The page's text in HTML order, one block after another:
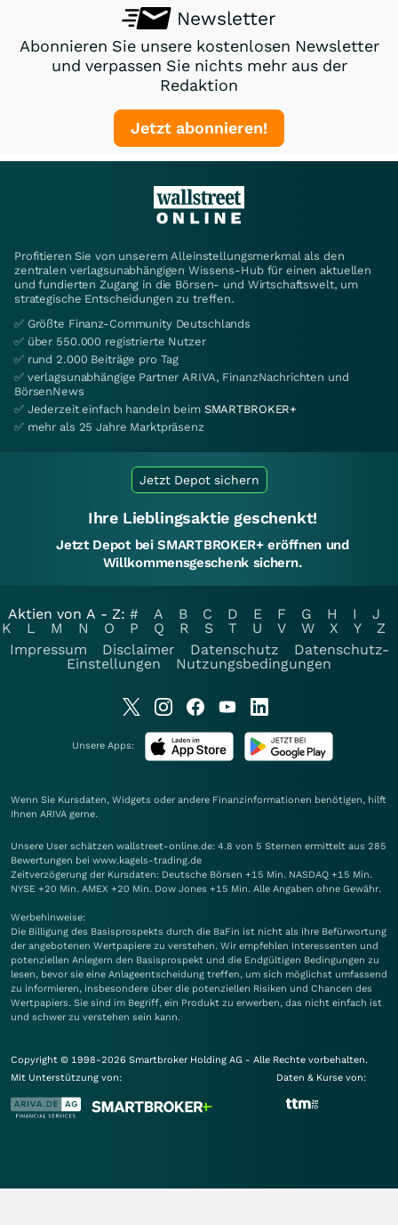
Newsletter
Abonnieren Sie unsere kostenlosen Newsletter
und verpassen Sie nichts mehr aus der
Redaktion
Jetzt abonnieren!
Profitieren Sie von unserem Alleinstellungsmerkmal als den
zentralen verlagsunabhängigen Wissens-Hub für einen aktuellen
und fundierten Zugang in die Börsen- und Wirtschaftswelt, um
strategische Entscheidungen zu treffen.
✅ Größte Finanz-Community Deutschlands
✅ über 550.000 registrierte Nutzer
✅ rund 2.000 Beiträge pro Tag
✅ verlagsunabhängige Partner ARIVA, FinanzNachrichten und
BörsenNews
✅ Jederzeit einfach handeln beim SMARTBROKER+
✅ mehr als 25 Jahre Marktpräsenz
Jetzt Depot sichern
Ihre Lieblingsaktie geschenkt!
Jetzt Depot bei SMARTBROKER+ eröffnen und
Willkommensgeschenk sichern.
Aktien von A - Z: # A B C D E F G H I
J
K
L M N O P Q R S T U V W X Y
Z
Impressum
Disclaimer Datenschutz
Datenschutz-
Einstellungen
Nutzungsbedingungen
Unsere Apps:
Wenn Sie Kursdaten, Widgets oder andere Finanzinformationen benötigen, hilft
Ihnen ARIVA gerne.
Unsere User schätzen wallstreet-online.de: 4.8 von 5 Sternen ermittelt aus 285
Bewertungen bei www.kagels-trading.de
Zeitverzögerung der Kursdaten: Deutsche Börsen +15 Min. NASDAQ +15 Min.
NYSE +20 Min. AMEX +20 Min. Dow Jones +15 Min. Alle Angaben ohne Gewähr.
Werbehinweise:
Die Billigung des Basisprospekts durch die BaFin ist nicht als ihre Befürwortung
der angebotenen Wertpapiere zu verstehen. Wir empfehlen Interessenten und
potenziellen Anlegern den Basisprospekt und die Endgültigen Bedingungen zu
lesen, bevor sie eine Anlageentscheidung treffen, um sich möglichst umfassend
zu informieren, insbesondere über die potenziellen Risiken und Chancen des
Wertpapiers. Sie sind im Begriff, ein Produkt zu erwerben, das nicht einfach ist
und schwer zu verstehen sein kann.
Copyright © 1998-2026 Smartbroker Holding AG - Alle Rechte vorbehalten.
Mit Unterstützung von:
Daten & Kurse von: